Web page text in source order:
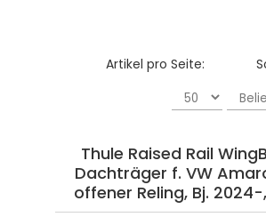
Artikel pro Seite:
Thule Raised Rail
Dachträger f. VW
offener Reling, Bj.